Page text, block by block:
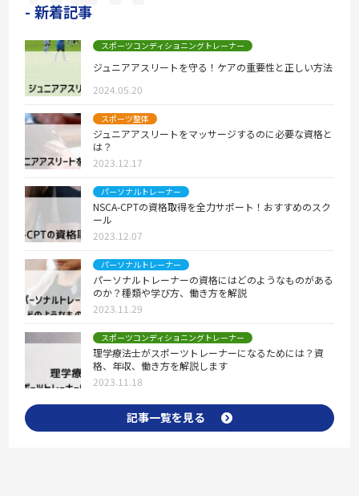
新着記事
スポーツコンディショニングトレーナー
ジュニアアスリートを守る！ケアの重要性と正しい方法
2024.05.20
スポーツ整体
ジュニアアスリートをマッサージするのに必要な資格と
は？
2023.12.17
パーソナルトレーナー
NSCA-CPTの資格取得を全力サポート！おすすめのスク
ール
2023.12.07
パーソナルトレーナー
パーソナルトレーナーの資格にはどのようなものがある
のか？種類や学び方、働き方を解説
2023.11.29
スポーツコンディショニングトレーナー
理学療法士がスポーツトレーナーになるためには？資
格、年収、働き方を解説します
2023.11.18
記事一覧を見る